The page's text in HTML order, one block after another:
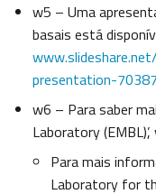
w5 – Uma
basais está
presentation-
w6 – Para saber
Laboratory (EMBL)’,
Para mais
Laboratory for